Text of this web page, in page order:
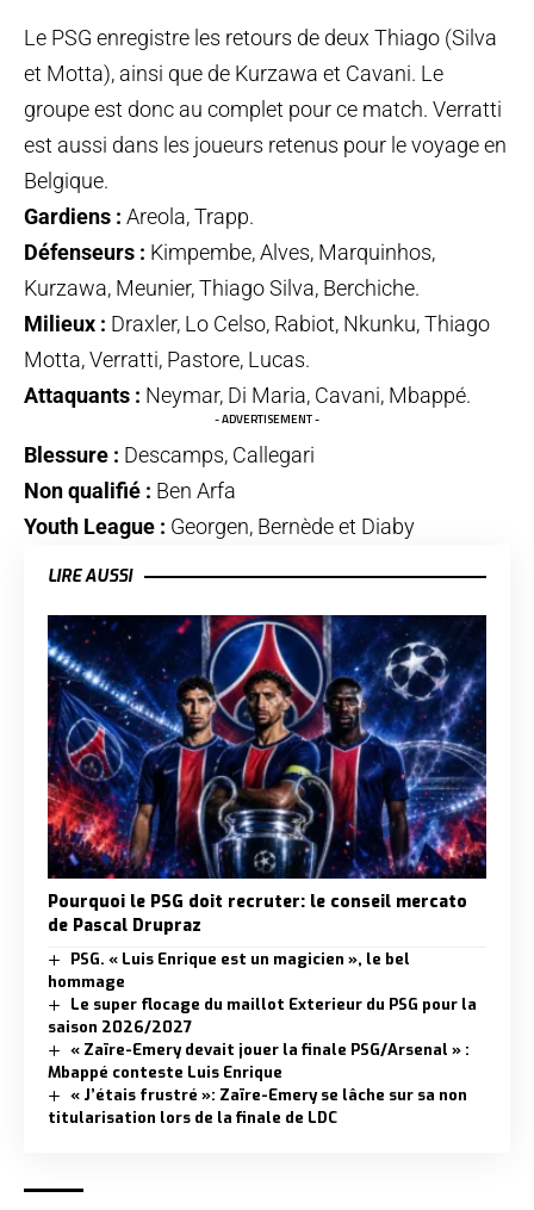
Le PSG enregistre les retours de deux Thiago (Silva
et Motta), ainsi que de Kurzawa et Cavani. Le
groupe est donc au complet pour ce match. Verratti
est aussi dans les joueurs retenus pour le voyage en
Belgique.
Gardiens : Areola, Trapp.
Défenseurs : Kimpembe, Alves, Marquinhos,
Kurzawa, Meunier, Thiago Silva, Berchiche.
Milieux : Draxler, Lo Celso, Rabiot, Nkunku, Thiago
Motta, Verratti, Pastore, Lucas.
Attaquants : Neymar, Di Maria, Cavani, Mbappé.
- ADVERTISEMENT -
Blessure : Descamps, Callegari
Non qualifié : Ben Arfa
Youth League : Georgen, Bernède et Diaby
LIRE AUSSI
Pourquoi le PSG doit recruter: le conseil mercato
de Pascal Drupraz
PSG. « Luis Enrique est un magicien », le bel
hommage
Le super flocage du maillot Exterieur du PSG pour la
saison 2026/2027
« Zaïre-Emery devait jouer la finale PSG/Arsenal » :
Mbappé conteste Luis Enrique
« J’étais frustré »: Zaïre-Emery se lâche sur sa non
titularisation lors de la finale de LDC